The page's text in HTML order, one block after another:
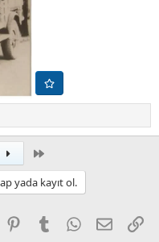
yada kayıt ol.
PinterestTumblr WhatsApp
E-posta